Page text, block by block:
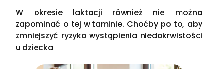
W okresie laktacji również nie można
zapominać o tej witaminie. Choćby po to, aby
zmniejszyć ryzyko wystąpienia niedokrwistości
u dziecka.